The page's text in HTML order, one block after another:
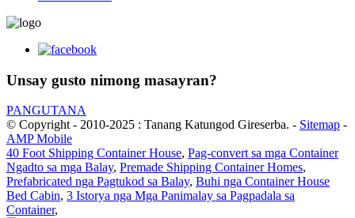
Unsay gusto nimong masayran?
PANGUTANA
© Copyright - 2010-2025 : Tanang Katungod Gireserba. - Sitemap -
AMP Mobile
40 Foot Shipping Container House, Pag-convert sa mga Container
Ngadto sa mga Balay, Premade Shipping Container Homes,
Prefabricated nga Pagtukod sa Balay, Buhi nga Container House
Bed Cabin, 3 Istorya nga Mga Panimalay sa Pagpadala sa
Container,